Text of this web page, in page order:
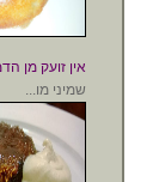
אין זועק מן
שמיני מו...